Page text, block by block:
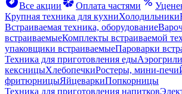
Все акции
Оплата частями
Крупная техника для кухниХолодильники
Встраиваемая техника, оборудование
встраиваемыеКомплекты встраиваемой
упаковщики встраиваемыеПароварки
Техника для приготовления едыАэрогрили
кексницыХлебопечкиРостеры, мини-печи
фритюрницыЯйцеваркиПопкорницы
Техника для приготовления напитков